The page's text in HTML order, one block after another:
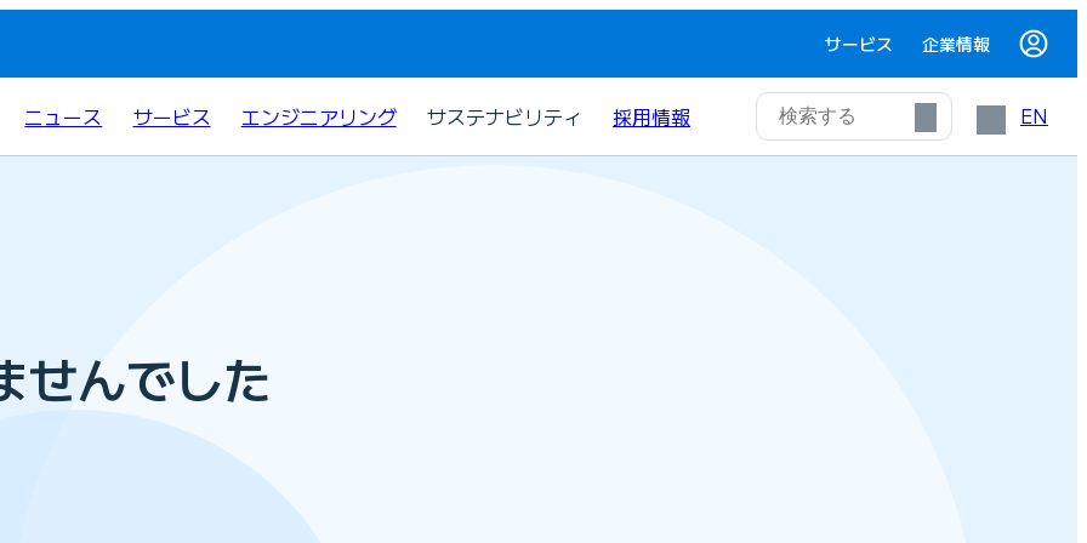
サービス 企業情報
ニュース サービス エンジニアリング サステナビリティ 採用情報 EN
せんでした